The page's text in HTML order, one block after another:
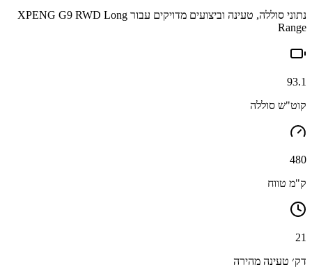
נתוני סוללה, טעינה וביצועים מדויקים עבור XPENG G9 RWD Long
Range
93.1
קוט"ש סוללה
480
ק"מ טווח
21
דק׳ טעינה מהירה